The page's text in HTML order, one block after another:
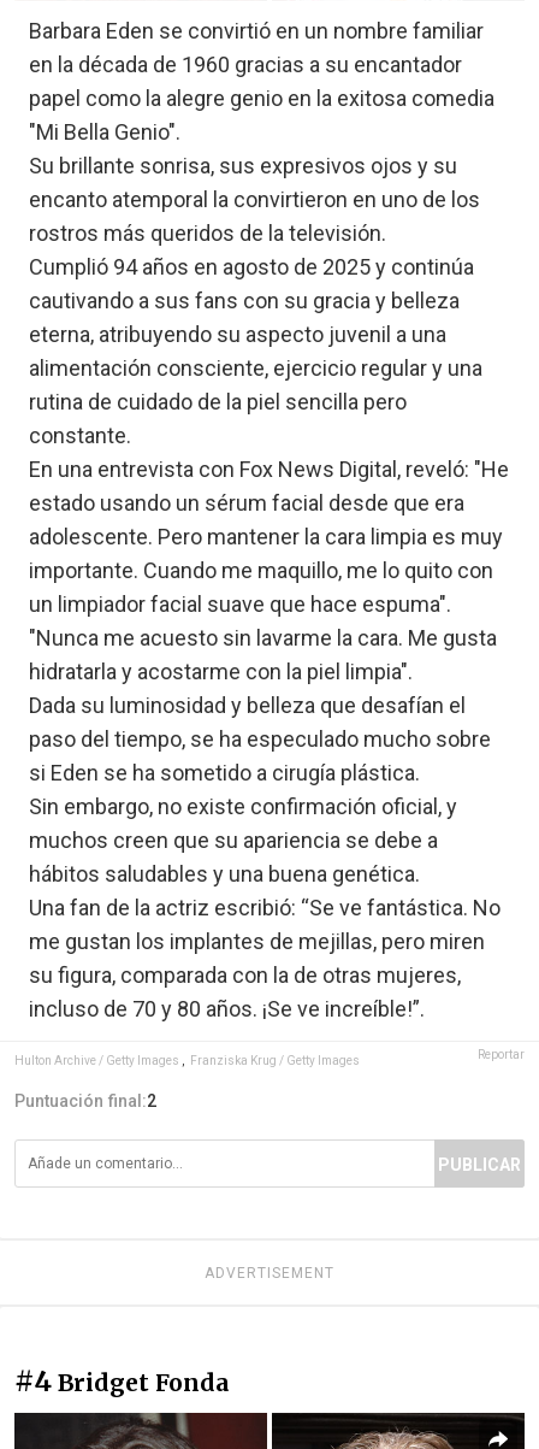
Barbara Eden se convirtió en un nombre familiar
en la década de 1960 gracias a su encantador
papel como la alegre genio en la exitosa comedia
"Mi Bella Genio".
Su brillante sonrisa, sus expresivos ojos y su
encanto atemporal la convirtieron en uno de los
rostros más queridos de la televisión.
Cumplió 94 años en agosto de 2025 y continúa
cautivando a sus fans con su gracia y belleza
eterna, atribuyendo su aspecto juvenil a una
alimentación consciente, ejercicio regular y una
rutina de cuidado de la piel sencilla pero
constante.
En una entrevista con Fox News Digital, reveló: "He
estado usando un sérum facial desde que era
adolescente. Pero mantener la cara limpia es muy
importante. Cuando me maquillo, me lo quito con
un limpiador facial suave que hace espuma".
"Nunca me acuesto sin lavarme la cara. Me gusta
hidratarla y acostarme con la piel limpia".
Dada su luminosidad y belleza que desafían el
paso del tiempo, se ha especulado mucho sobre
si Eden se ha sometido a cirugía plástica.
Sin embargo, no existe confirmación oficial, y
muchos creen que su apariencia se debe a
hábitos saludables y una buena genética.
Una fan de la actriz escribió: “Se ve fantástica. No
me gustan los implantes de mejillas, pero miren
su figura, comparada con la de otras mujeres,
incluso de 70 y 80 años. ¡Se ve increíble!”.
Hulton Archive / Getty Images Franziska Krug / Getty Images Reportar
Puntuación final:2
PUBLICAR
ADVERTISEMENT
#4 Bridget Fonda